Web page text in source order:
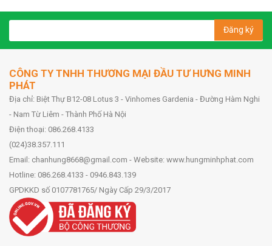
Đăng ký
CÔNG TY TNHH THƯƠNG MẠI ĐẦU TƯ HƯNG MINH
PHÁT
Địa chỉ: Biệt Thự B12-08 Lotus 3 - Vinhomes Gardenia - Đường Hàm Nghi
- Nam Từ Liêm - Thành Phố Hà Nội
Điện thoại: 086.268.4133
(024)38.357.111
Email: chanhung8668@gmail.com - Website: www.hungminhphat.com
Hotline: 086.268.4133 - 0946.843.139
GPDKKD số 0107781765/ Ngày Cấp 29/3/2017